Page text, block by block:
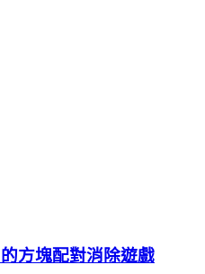
方塊配對消除遊戲